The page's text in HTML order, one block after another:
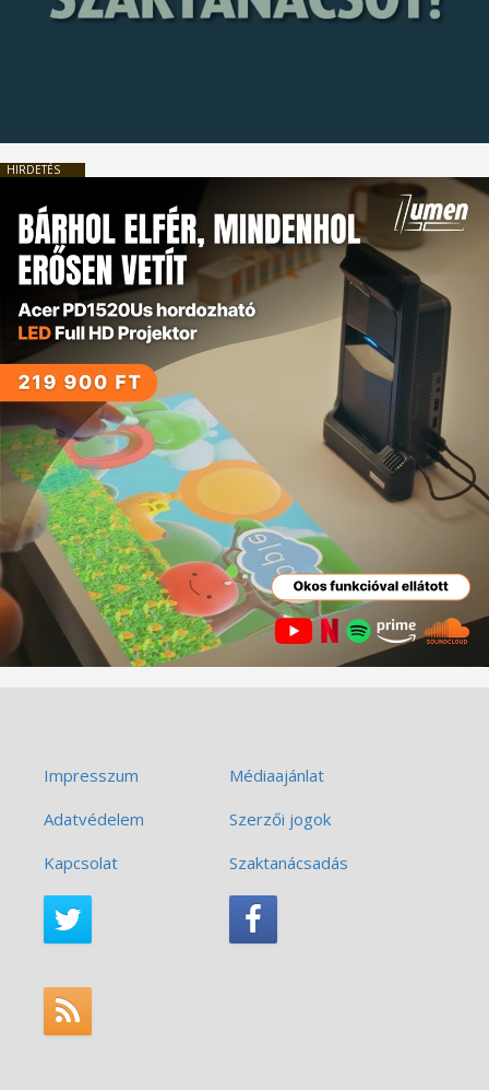
HIRDETÉS
Impresszum
Médiaajánlat
Adatvédelem
Szerzői jogok
Kapcsolat
Szaktanácsadás